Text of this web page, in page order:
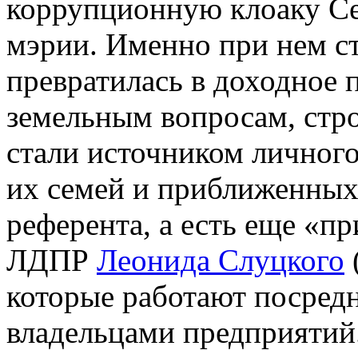
коррупционную клоаку
мэрии. Именно при нем
превратилась в
земельным вопросам,
стали источником
их семей и
референта, а есть еще
ЛДПР Леонида Слуцкого
которые работают
владельцами